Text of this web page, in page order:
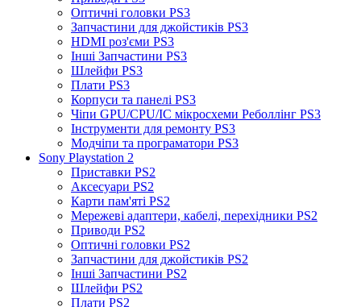
Оптичні головки PS3
Запчастини для джойстиків PS3
HDMI роз'єми PS3
Інші Запчастини PS3
Шлейфи PS3
Плати PS3
Корпуси та панелі PS3
Чіпи GPU/CPU/IC мікросхеми Реболлінг PS3
Інструменти для ремонту PS3
Модчіпи та програматори PS3
Sony Playstation 2
Приставки PS2
Аксесуари PS2
Карти пам'яті PS2
Мережеві адаптери, кабелі, перехідники PS2
Приводи PS2
Оптичні головки PS2
Запчастини для джойстиків PS2
Інші Запчастини PS2
Шлейфи PS2
Плати PS2